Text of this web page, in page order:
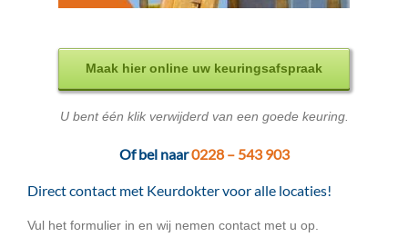
Maak hier online uw keuringsafspraak
U bent één klik verwijderd van een goede keuring.
Of bel naar0228 – 543 903
Direct contact met Keurdokter voor alle locaties!
Vul het formulier in en wij nemen contact met u op.